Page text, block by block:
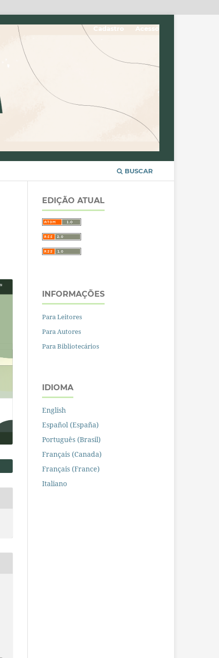
BUSCAR
Cadastro Acesso
EDIÇÃO ATUAL
INFORMAÇÕES
Para Leitores
Para Autores
Para Bibliotecários
IDIOMA
English
Español (España)
Português (Brasil)
Français (Canada)
Français (France)
Italiano